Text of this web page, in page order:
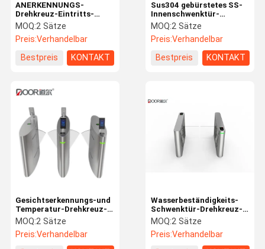
Sus304 gebürstetes SS-
Innenschwenktür-
Drehkreuz mit Bewertung
des Kartenleser-Ip42
MOQ:2 Sätze
Preis:Verhandelbar
Bestpreis
KONTAKT
ANERKENNUNGS-
Drehkreuz-Eintritts-
System-lange
Lebensdauer DCs
schwanzlose
Bewegungsgesichts
MOQ:2 Sätze
Preis:Verhandelbar
Bestpreis
KONTAKT
Wasserbeständigkeits-
Schwenktür-Drehkreuz-
Zugriffskontrollprodukte
für Wohngebiete
MOQ:2 Sätze
Preis:Verhandelbar
Gesichtserkennungs-und
Temperatur-Drehkreuz-
Klappen-Sperren-Tor für
Büro-Zugriffskontrolle
MOQ:2 Sätze
Preis:Verhandelbar